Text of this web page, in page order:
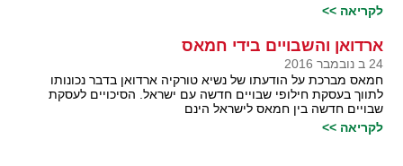
לקריאה >>
ארדואן והשבויים בידי חמאס
24 ב נובמבר 2016
חמאס מברכת על הודעתו של נשיא טורקיה ארדואן בדבר נכונותו
לתווך בעסקת חילופי שבויים חדשה עם ישראל. הסיכויים לעסקת
שבויים חדשה בין חמאס לישראל הינם
לקריאה >>